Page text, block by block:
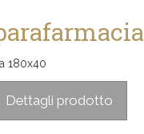
180x40
Dettagli prodotto